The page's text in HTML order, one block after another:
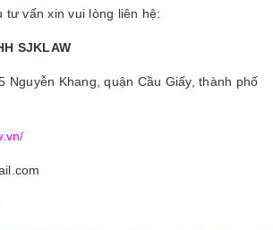
tư vấn xin vui lòng liên hệ:
SJKLAW
Nguyễn Khang, quận Cầu Giấy, thành phố